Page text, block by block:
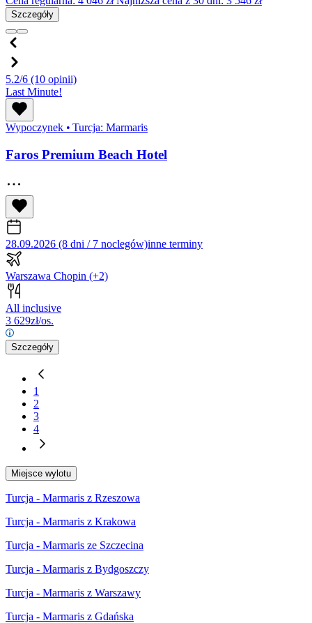
Szczegóły
5.2/6 (10 opinii)
Last Minute!
Wypoczynek • Turcja: Marmaris
Faros Premium Beach Hotel
28.09.2026 (8 dni / 7 noclegów)inne terminy
Warszawa Chopin (+2)
All inclusive
3 629zł/os.
Szczegóły
1
2
3
4
Miejsce wylotu
Turcja - Marmaris z Rzeszowa
Turcja - Marmaris z Krakowa
Turcja - Marmaris ze Szczecina
Turcja - Marmaris z Bydgoszczy
Turcja - Marmaris z Warszawy
Turcja - Marmaris z Gdańska